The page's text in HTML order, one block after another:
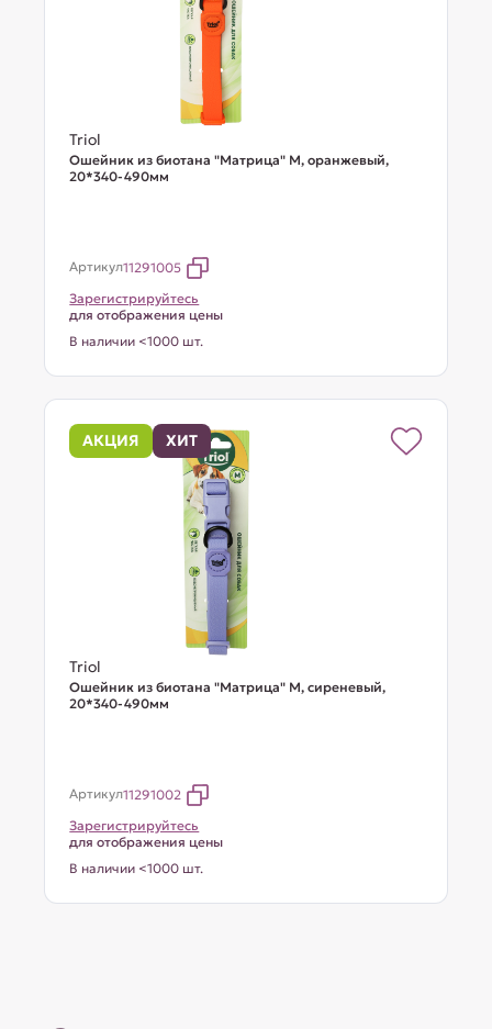
Triol
Ошейник из биотана "Матрица" M, оранжевый,
20*340-490мм
Артикул11291005
Зарегистрируйтесь
для отображения цены
В наличии <1000 шт.
АКЦИЯ ХИТ
Triol
Ошейник из биотана "Матрица" M, сиреневый,
20*340-490мм
Артикул11291002
Зарегистрируйтесь
для отображения цены
В наличии <1000 шт.